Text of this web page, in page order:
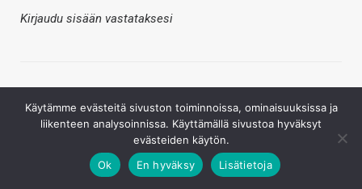
Kirjaudu sisään vastataksesi
Käytämme evästeitä sivuston toiminnoissa, ominaisuuksissa ja
liikenteen analysoinnissa. Käyttämällä sivustoa hyväksyt
evästeiden käytön.
Ok
En hyväksy Lisätietoja